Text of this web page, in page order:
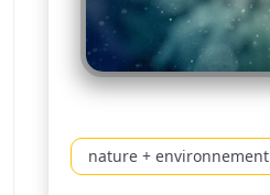
nature + environnement